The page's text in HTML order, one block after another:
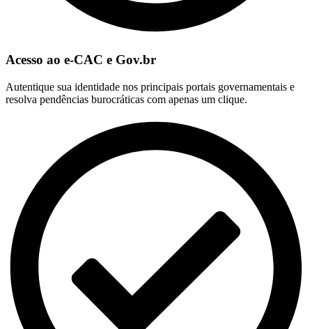
Acesso ao e-CAC e Gov.br
Autentique sua identidade nos principais portais governamentais e
resolva pendências burocráticas com apenas um clique.